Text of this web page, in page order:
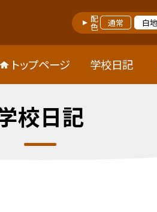
配色 通常 白地
トップページ 学校日記
校日記